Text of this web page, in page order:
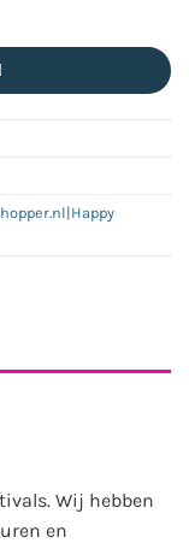
Wij hebben
en